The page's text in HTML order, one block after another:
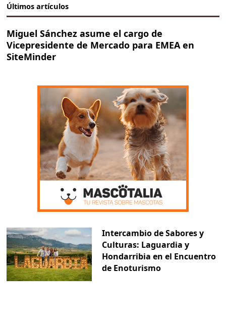
Últimos artículos
Miguel Sánchez asume el cargo de
Vicepresidente de Mercado para EMEA en
SiteMinder
Intercambio de Sabores y
Culturas: Laguardia y
Hondarribia en el Encuentro
de Enoturismo